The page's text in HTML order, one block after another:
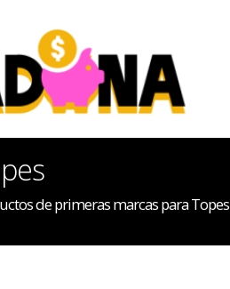
de primeras marcas para Topes